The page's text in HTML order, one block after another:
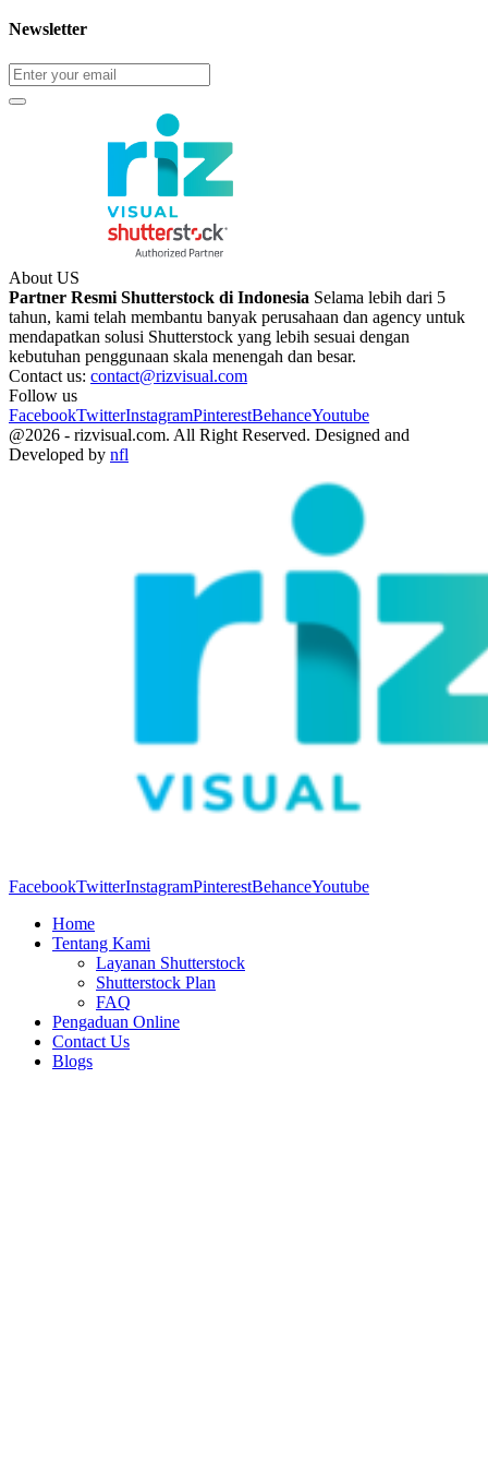
Newsletter
About US
Partner Resmi Shutterstock di Indonesia Selama lebih dari 5
tahun, kami telah membantu banyak perusahaan dan agency untuk
mendapatkan solusi Shutterstock yang lebih sesuai dengan
kebutuhan penggunaan skala menengah dan besar.
Contact us: contact@rizvisual.com
Follow us
FacebookTwitterInstagramPinterestBehanceYoutube
@2026 - rizvisual.com. All Right Reserved. Designed and
Developed by nfl
FacebookTwitterInstagramPinterestBehanceYoutube
Home
Tentang Kami
Layanan Shutterstock
Shutterstock Plan
FAQ
Pengaduan Online
Contact Us
Blogs